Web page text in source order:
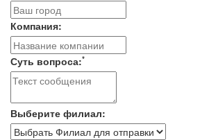
Компания:
Суть вопроса:*
Выберите филиал: